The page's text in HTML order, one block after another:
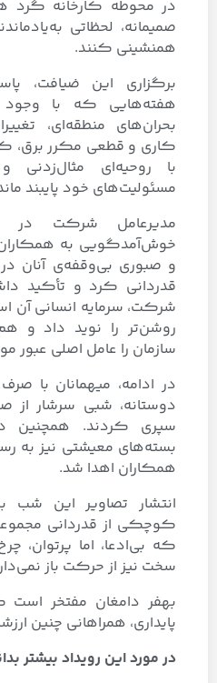
در محوطه کارخانه گرد
صمیمانه، لحظاتی
هم­نشینی کنند.
برگزاری این ضیافت،
هفته‌هایی که با وجود
بحران‌های منطقه‌ای،
کاری و قطعی مکرر برق،
با روحیه‌ای
مسئولیت‌های خود پایبند
مدیرعامل شرکت در
خوش‌آمدگویی به
و صبوری بی‌وقفه‌ی آنان
قدردانی کرد و تأکید
شرکت، سرمایه انسانی آن
روشن‌تر را نوید داد و
سازمان را عامل اصلی عبور
در ادامه، میهمانان با
دوستانه، شبی سرشار
سپری کردند. هم­چنین
بسته‌های معیشتی نیز به
همکاران اهدا شد.
انتشار تصاویر این شب
کوچکی از قدردانی
که بی‌ادعا، اما پرتوان،
سخت نیز از حرکت باز
بهفر دامغان مفتخر
پایداری، همراهانی چنین
در مورد این رویداد بیشتر